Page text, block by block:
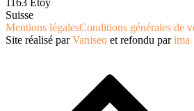
Suisse
Mentions légalesConditions générales de
Site réalisé parVaniseo et refondu parima